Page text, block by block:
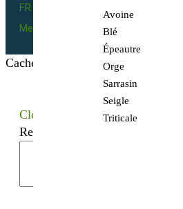
Avoine
Blé
Épeautre
Orge
Sarrasin
Seigle
Triticale
FR BIO 10 - 66055
Mentions légales
Cacher les filtres
Close
Recherchez votre semence bio